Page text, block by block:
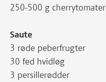
250-500 g cherrytomater
Saute
3 røde peberfrugter
30 fed hvidløg
3 persillerødder